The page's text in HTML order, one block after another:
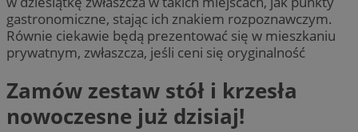
gastronomiczne, stając ich znakiem rozpoznawczym.
Równie ciekawie będą prezentować się w mieszkaniu
prywatnym, zwłaszcza, jeśli ceni się oryginalność
Zamów zestaw stół i krzesła
nowoczesne już dzisiaj!